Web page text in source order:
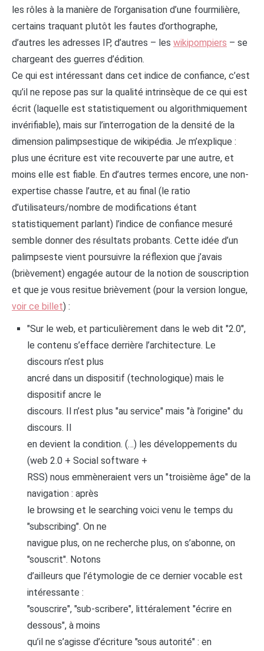
les rôles à la manière de l’organisation d’une fourmilière,
certains traquant plutôt les fautes d’orthographe,
d’autres les adresses IP, d’autres – les wikipompiers – se
chargeant des guerres d’édition.
Ce qui est intéressant dans cet indice de confiance, c’est
qu’il ne repose pas sur la qualité intrinsèque de ce qui est
écrit (laquelle est statistiquement ou algorithmiquement
invérifiable), mais sur l’interrogation de la densité de la
dimension palimpsestique de wikipédia. Je m’explique :
plus une écriture est vite recouverte par une autre, et
moins elle est fiable. En d’autres termes encore, une non-
expertise chasse l’autre, et au final (le ratio
d’utilisateurs/nombre de modifications étant
statistiquement parlant) l’indice de confiance mesuré
semble donner des résultats probants. Cette idée d’un
palimpseste vient poursuivre la réflexion que j’avais
(brièvement) engagée autour de la notion de souscription
et que je vous resitue brièvement (pour la version longue,
voir ce billet) :
"Sur le web, et particulièrement dans le web dit "2.0",
le contenu s’efface derrière l’architecture. Le
discours n’est plus
ancré dans un dispositif (technologique) mais le
dispositif ancre le
discours. Il n’est plus "au service" mais "à l’origine" du
discours. Il
en devient la condition. (…) les développements du
(web 2.0 + Social software +
RSS) nous emmèneraient vers un "troisième âge" de la
navigation : après
le browsing et le searching voici venu le temps du
"subscribing". On ne
navigue plus, on ne recherche plus, on s’abonne, on
"souscrit". Notons
d’ailleurs que l’étymologie de ce dernier vocable est
intéressante :
"souscrire", "sub-scribere", littéralement "écrire en
dessous", à moins
qu’il ne s’agisse d’écriture "sous autorité" : en